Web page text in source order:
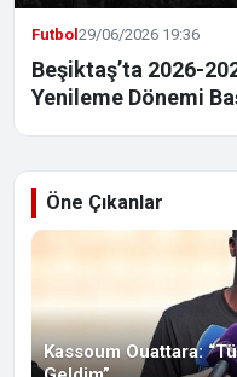
Futbol29/06/2026 19:36
Beşiktaş’ta 2026-
Yenileme Dönemi
Öne Çıkanlar
Kassoum Ouattara: